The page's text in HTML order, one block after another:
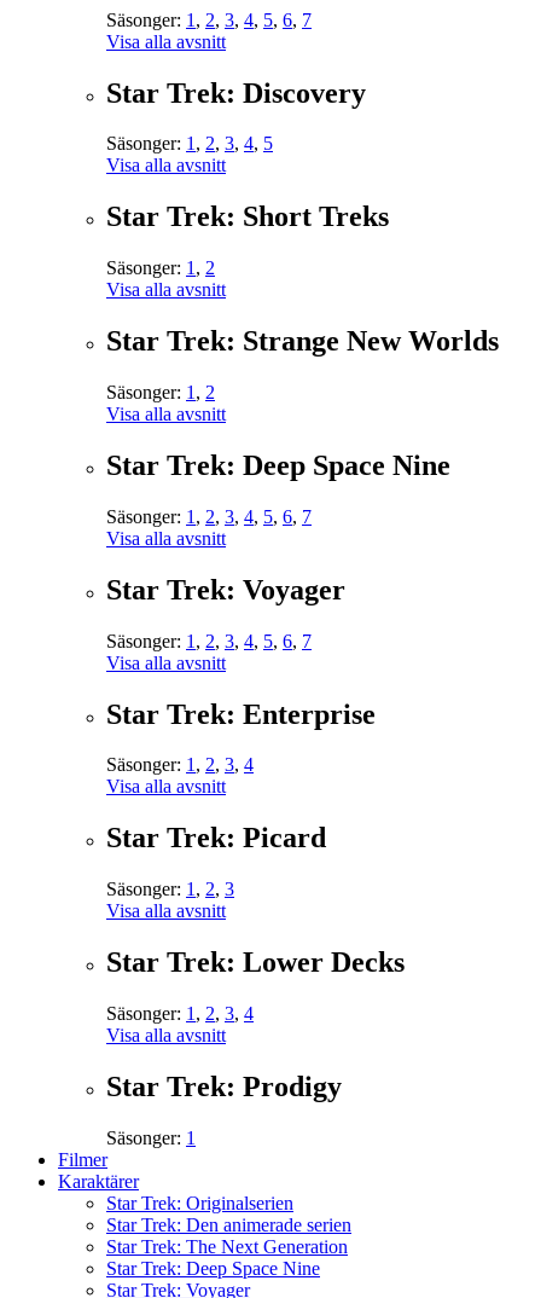
Säsonger: 1 , 2, 3, 4, 5, 6, 7
Visa alla avsnitt
Star Trek: Discovery
Säsonger: 1, 2, 3, 4, 5
Visa alla avsnitt
Star Trek: Short Treks
Säsonger: 1 , 2
Visa alla avsnitt
Star Trek: Strange New Worlds
Säsonger: 1 , 2
Visa alla avsnitt
Star Trek: Deep Space Nine
Säsonger: 1 , 2, 3, 4, 5, 6, 7
Visa alla avsnitt
Star Trek: Voyager
Säsonger: 1 , 2, 3, 4, 5, 6, 7
Visa alla avsnitt
Star Trek: Enterprise
Säsonger: 1, 2, 3, 4
Visa alla avsnitt
Star Trek: Picard
Säsonger: 1 , 2, 3
Visa alla avsnitt
Star Trek: Lower Decks
Säsonger: 1 , 2, 3, 4
Visa alla avsnitt
Star Trek: Prodigy
Säsonger: 1
Filmer
Karaktärer
Star Trek: Originalserien
Star Trek: Den animerade serien
Star Trek: The Next Generation
Star Trek: Deep Space Nine
Star Trek: Voyager